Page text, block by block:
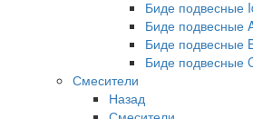
Биде подвесные
Биде подвесные
Биде подвесные
Биде подвесные
Смесители
Назад